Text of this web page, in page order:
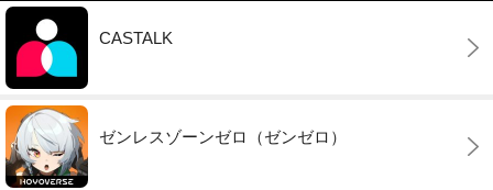
CASTALK
ゼンレスゾーンゼロ（ゼンゼロ）